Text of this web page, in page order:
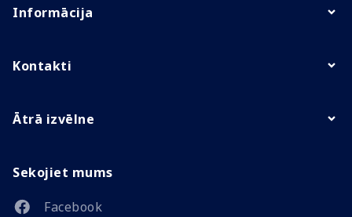
Informācija
Kontakti
Ātrā izvēlne
Sekojiet mums
Facebook